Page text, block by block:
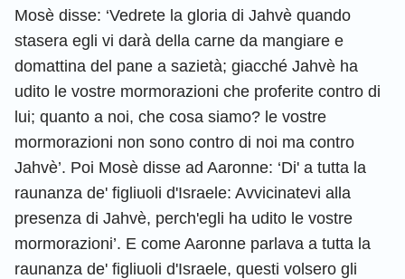
Mosè disse: ‘Vedrete la gloria di Jahvè quando
stasera egli vi darà della carne da mangiare e
domattina del pane a sazietà; giacché Jahvè ha
udito le vostre mormorazioni che proferite contro di
lui; quanto a noi, che cosa siamo? le vostre
mormorazioni non sono contro di noi ma contro
Jahvè’. Poi Mosè disse ad Aaronne: ‘Di' a tutta la
raunanza de' figliuoli d'Israele: Avvicinatevi alla
presenza di Jahvè, perch'egli ha udito le vostre
mormorazioni’. E come Aaronne parlava a tutta la
raunanza de' figliuoli d'Israele, questi volsero gli